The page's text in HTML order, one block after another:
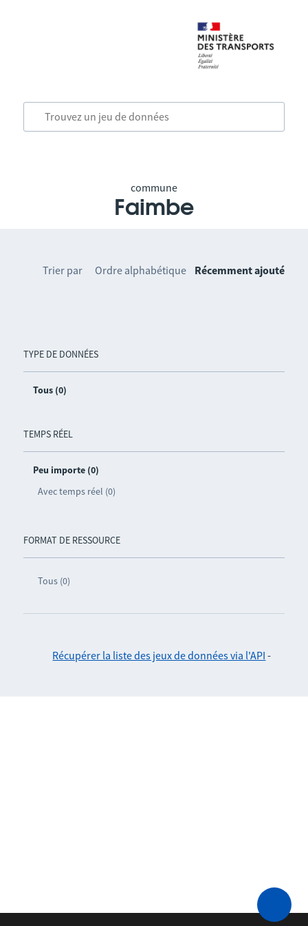
commune
Faimbe
TYPE DE DONNÉES
Tous (0)
TEMPS RÉEL
Peu importe (0)
Avec temps réel (0)
FORMAT DE RESSOURCE
Tous (0)
Trier par Ordre alphabétique Récemment ajouté
Récupérer la liste des jeux de données via l'API -